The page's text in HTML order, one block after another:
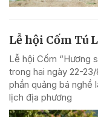
Lễ hội Cốm Tú
Lễ hội Cốm “Hương
trong hai ngày 22-
phần quảng bá nghề
lịch địa phương